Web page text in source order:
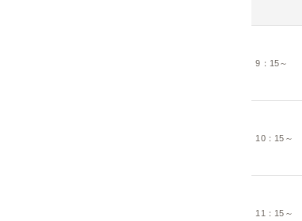
9：15～
10：15～
11：15～